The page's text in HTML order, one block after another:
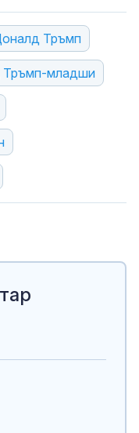
Тръмп
Тръмп-младши